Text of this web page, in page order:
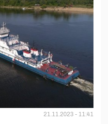
21.11.2023 - 11:41